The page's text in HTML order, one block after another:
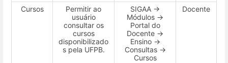
Cursos
Permitir ao
usuário
consultar os
cursos
disponibilizado
s pela UFPB.
SIGAA →
Módulos →
Portal do
Docente →
Ensino →
Consultas →
Cursos
Docente